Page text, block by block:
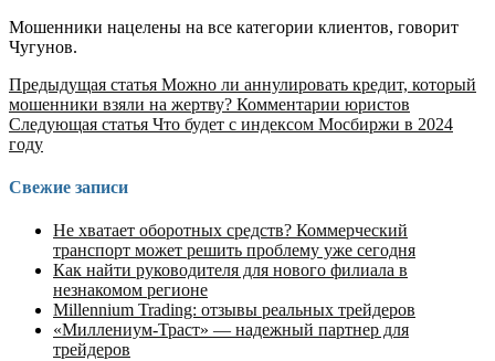
Мошенники нацелены на все категории клиентов, говорит
Чугунов.
Продолжить
чтение
Предыдущая статья Можно ли аннулировать кредит, который
мошенники взяли на жертву? Комментарии юристов
Следующая статья Что будет с индексом Мосбиржи в 2024
году
Свежие записи
Не хватает оборотных средств? Коммерческий
транспорт может решить проблему уже сегодня
Как найти руководителя для нового филиала в
незнакомом регионе
Millennium Trading: отзывы реальных трейдеров
«Миллениум-Траст» — надежный партнер для
трейдеров